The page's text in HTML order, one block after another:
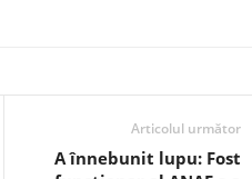
Articolul următor
A înnebunit lupu: Fost